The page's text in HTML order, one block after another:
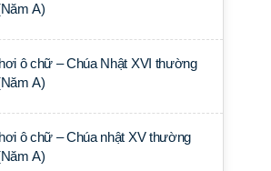
A)
ô chữ – Chúa Nhật XVI thường
A)
ô chữ – Chúa nhật XV thường
A)